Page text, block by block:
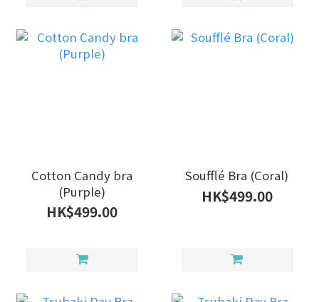
Cotton Candy bra
(Purple)
HK$499.00
Soufflé Bra (Coral)
HK$499.00